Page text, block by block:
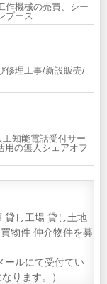
作機械の売買、シー
ブース
修理工事/新設販売/
知能電話受付サー
用の無人シェアオフ
貸し工場 貸し土地
物件 仲介物件を募
ルにて受付てい
ります。）